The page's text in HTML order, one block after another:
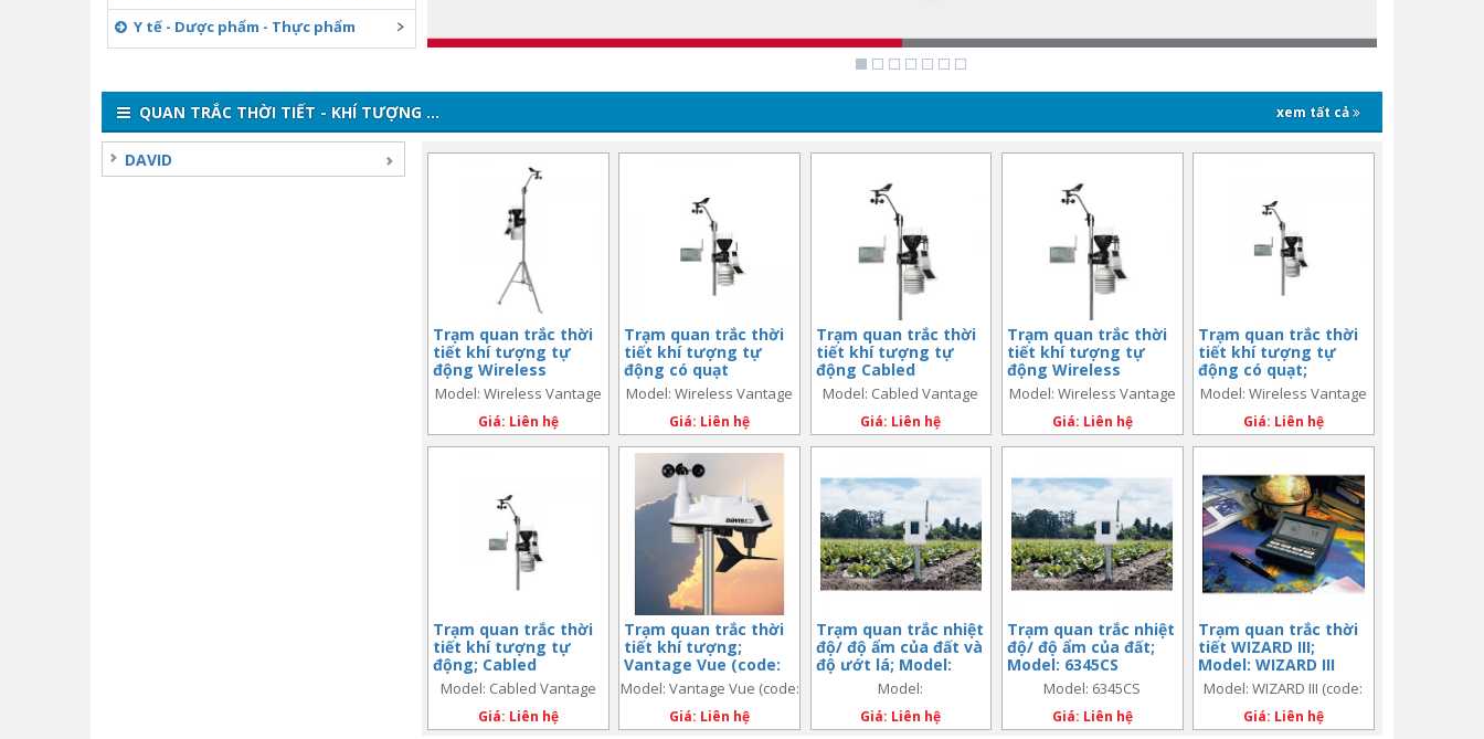
Y tế - Dược phẩm - Thực phẩm
QUAN TRẮC THỜI TIẾT - KHÍ TƯỢNG ... xem tất cả
DAVID
Trạm quan trắc thời
tiết khí tượng tự
động Wireless
Vantage Pro2
Model: Wireless Vantage
Pro2™ (code: 6152)
Giá: Liên hệ
Trạm quan trắc thời
tiết khí tượng tự
động có quạt
Wireless Vantage
Pro2 with Fan
Model: Wireless Vantage
Pro2™ (code: 6153)
Giá: Liên hệ
Trạm quan trắc thời
tiết khí tượng tự
động Cabled
Vantage Pro2
Model: Cabled Vantage
Pro2 (code: 6152C)
Giá: Liên hệ
Trạm quan trắc thời
tiết khí tượng tự
động Wireless
Vantage Pro2 Plus
Model: Wireless Vantage
Pro2 plus (code: 6162)
Giá: Liên hệ
Trạm quan trắc thời
tiết khí tượng tự
động có quạt;
Wireless Vantage
Pro2™ plus (code:
Model: Wireless Vantage
Pro2™ plus (code: 6163)
Giá: Liên hệ
Trạm quan trắc thời
tiết khí tượng tự
động; Cabled
Vantage Pro2 Plus
(code: 6162C)
Model: Cabled Vantage
Pro2 Plus (code: 6162C)
Giá: Liên hệ
Trạm quan trắc thời
tiết khí tượng;
Vantage Vue (code:
6250)
Model: Vantage Vue (code:
6250)
Giá: Liên hệ
Trạm quan trắc nhiệt
độ/ độ ẩm của đất và
độ ướt lá; Model:
Model:
Giá: Liên hệ
Trạm quan trắc nhiệt
độ/ độ ẩm của đất;
Model: 6345CS
Model: 6345CS
Giá: Liên hệ
Trạm quan trắc thời
tiết WIZARD III;
Model: WIZARD III
(code: 7245)
Model: WIZARD III (code:
7245)
Giá: Liên hệ